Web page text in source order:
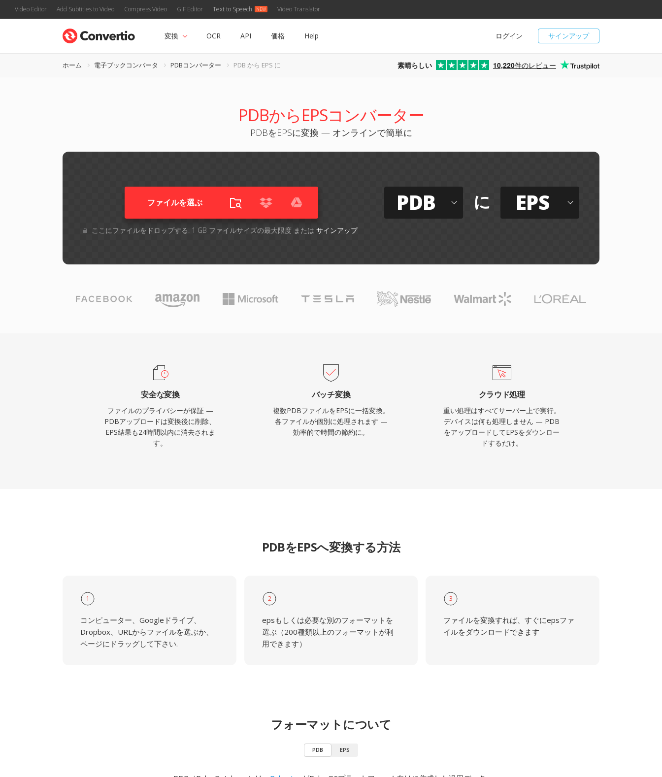
Video Editor Add Subtitles to Video Compress Video GIF Editor Text to Speech Video Translator
サインアップ
ログイン
変換 OCR API 価格 Help
ホーム 電子ブックコンバータ PDBコンバーター PDB から EPS に 素晴らしい 10,220件のレビュー
PDBからEPSコンバーター
PDBをEPSに変換 — オンラインで簡単に
ファイルを選ぶ
ここにファイルをドロップする. 1 GB ファイルサイズの最大限度 または サインアップ
PDB に EPS
安全な変換
ファイルのプライバシーが保証 —
PDBアップロードは変換後に削除、
EPS結果も24時間以内に消去されま
す。
バッチ変換
複数PDBファイルをEPSに一括変換。
各ファイルが個別に処理されます —
効率的で時間の節約に。
クラウド処理
重い処理はすべてサーバー上で実行。
デバイスは何も処理しません — PDB
をアップロードしてEPSをダウンロー
ドするだけ。
PDBをEPSへ変換する方法
1
コンピューター、Googleドライブ、
Dropbox、URLからファイルを選ぶか、
ページにドラッグして下さい.
2
epsもしくは必要な別のフォーマットを
選ぶ（200種類以上のフォーマットが利
用できます）
3
ファイルを変換すれば、すぐにepsファ
イルをダウンロードできます
フォーマットについて
PDB EPS